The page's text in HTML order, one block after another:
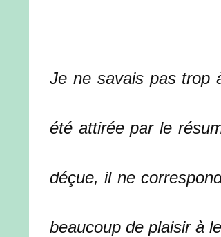
Je ne savais pas trop
été attirée par le
déçue, il ne
beaucoup de plaisir à